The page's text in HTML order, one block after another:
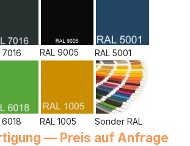
7016 RAL 9005 RAL 5001
6018 RAL 1005 Sonder RAL
— Preis auf Anfrage